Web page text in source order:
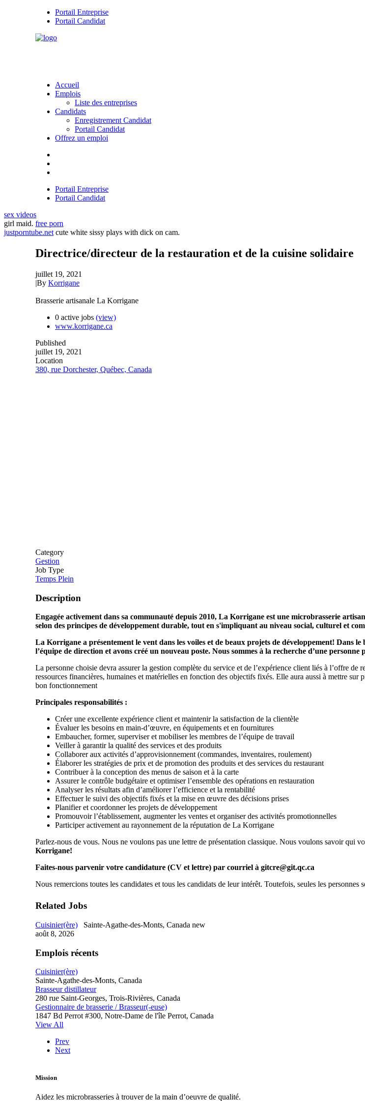
Portail Entreprise
Portail Candidat
Accueil
Emplois
Liste des entreprises
Candidats
Enregistrement Candidat
Portail Candidat
Offrez un emploi
Portail Entreprise
Portail Candidat
sex videos
girl maid. free porn
justporntube.net cute white sissy plays with dick on cam.
Directrice/directeur de la restauration et de la cuisine solidaire
juillet 19, 2021
|By Korrigane
Brasserie artisanale La Korrigane
0 active jobs (view)
www.korrigane.ca
Published
juillet 19, 2021
Location
380, rue Dorchester, Québec, Canada
Category
Gestion
Job Type
Temps Plein
Description
Engagée activement dans sa communauté depuis 2010, La Korrigane est une microbrasserie
selon des principes de développement durable, tout en s'impliquant au niveau social, culturel et
La Korrigane a présentement le vent dans les voiles et de beaux projets de développement! Dans
l’équipe de direction et avons créé un nouveau poste. Nous sommes à la recherche d’une personne
La personne choisie devra assurer la gestion complète du service et de l’expérience client liés à l’offre de
ressources financières, humaines et matérielles en fonction des objectifs fixés. Elle aura aussi à mettre
bon fonctionnement
Principales responsabilités :
Créer une excellente expérience client et maintenir la satisfaction de la clientèle
Évaluer les besoins en main-d’œuvre, en équipements et en fournitures
Embaucher, former, superviser et mobiliser les membres de l’équipe de travail
Veiller à garantir la qualité des services et des produits
Collaborer aux activités d’approvisionnement (commandes, inventaires, roulement)
Élaborer les stratégies de prix et de promotion des produits et des services du restaurant
Contribuer à la conception des menus de saison et à la carte
Assurer le contrôle budgétaire et optimiser l’ensemble des opérations en restauration
Analyser les résultats afin d’améliorer l’efficience et la rentabilité
Effectuer le suivi des objectifs fixés et la mise en œuvre des décisions prises
Planifier et coordonner les projets de développement
Promouvoir l’établissement, augmenter les ventes et organiser des activités promotionnelles
Participer activement au rayonnement de la réputation de La Korrigane
Parlez-nous de vous. Nous ne voulons pas une lettre de présentation classique. Nous voulons savoir qui
Korrigane!
Faites-nous parvenir votre candidature (CV et lettre) par courriel à gitcre@git.qc.ca
Nous remercions toutes les candidates et tous les candidats de leur intérêt. Toutefois, seules les
Related Jobs
Cuisinier(ère) Sainte-Agathe-des-Monts, Canada new
août 8, 2026
Emplois récents
Cuisinier(ère)
Sainte-Agathe-des-Monts, Canada
Brasseur distillateur
280 rue Saint-Georges, Trois-Rivières, Canada
Gestionnaire de brasserie / Brasseur(-euse)
1847 Bd Perrot #300, Notre-Dame de l'île Perrot, Canada
View All
Prev
Next
Mission
Aidez les microbrasseries à trouver de la main d’oeuvre de qualité.